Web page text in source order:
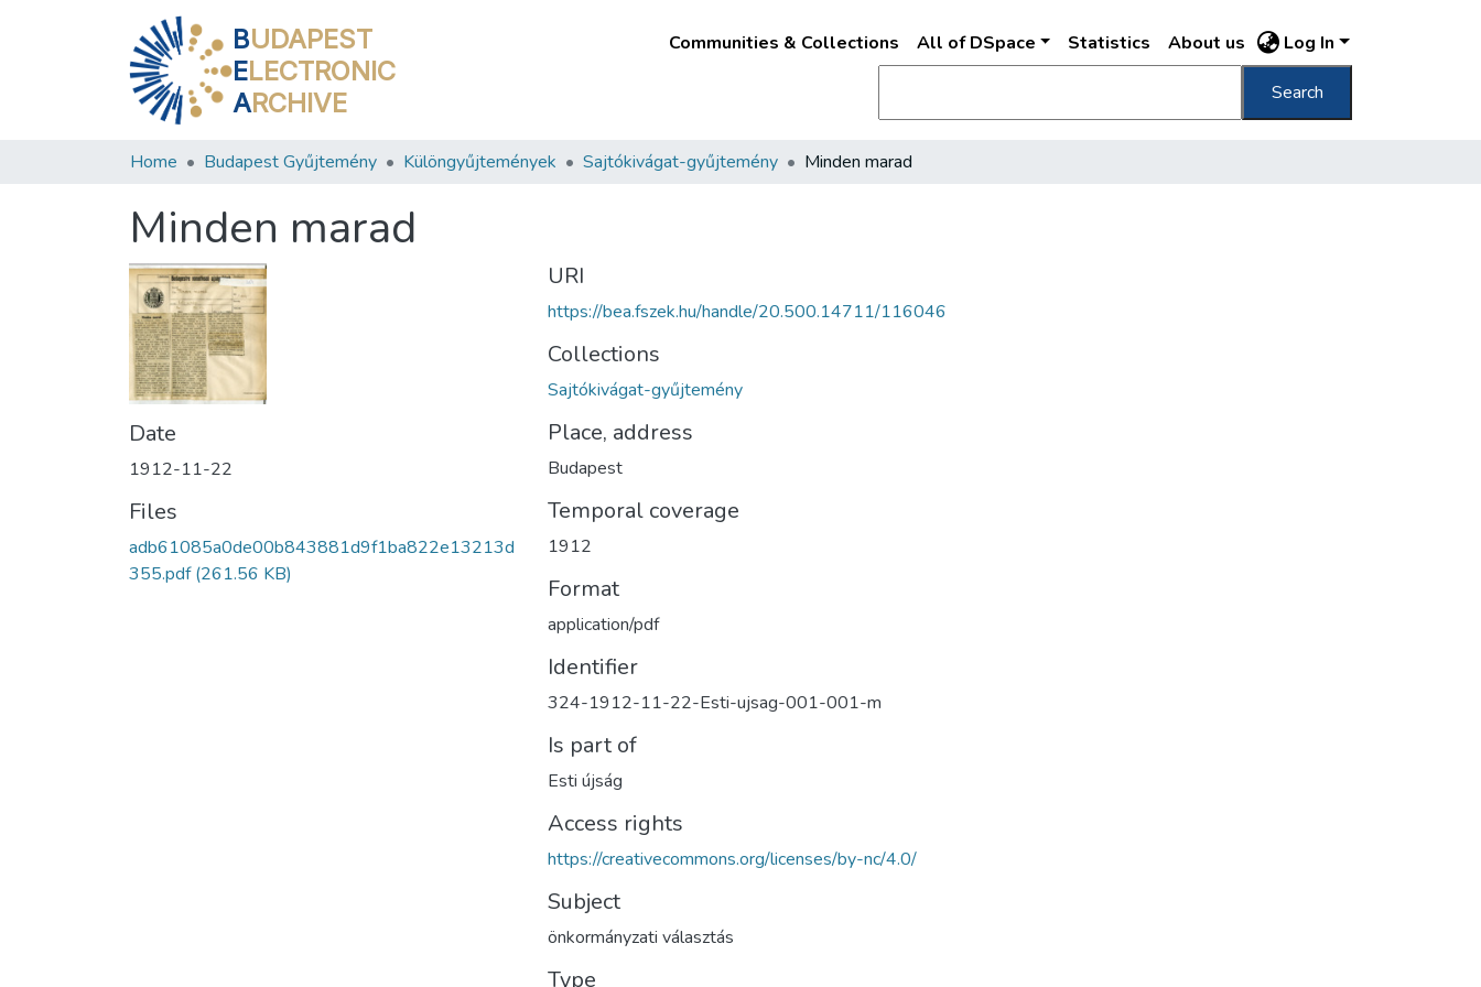
BUDAPEST
ELECTRONIC
ARCHIVE
Communities & Collections All of DSpace Statistics About us Log In
Search
Home Budapest Gyűjtemény Különgyűjtemények Sajtókivágat-gyűjtemény Minden marad
Minden marad
Date
1912-11-22
Files
adb61085a0de00b843881d9f1ba822e13213d
355.pdf(261.56 KB)
URI
https://bea.fszek.hu/handle/20.500.14711/116046
Collections
Sajtókivágat-gyűjtemény
Place, address
Budapest
Temporal coverage
1912
Format
application/pdf
Identifier
324-1912-11-22-Esti-ujsag-001-001-m
Is part of
Esti újság
Access rights
https://creativecommons.org/licenses/by-nc/4.0/
Subject
önkormányzati választás
Type